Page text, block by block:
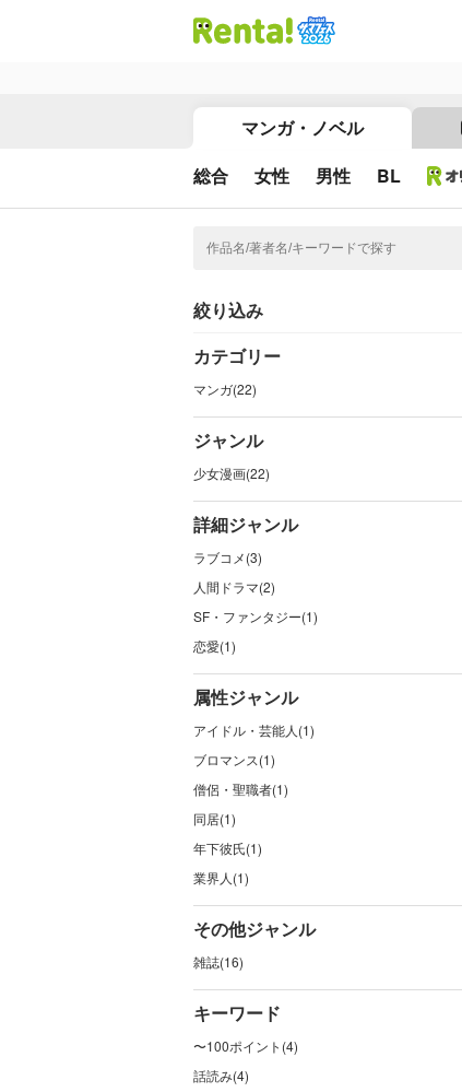
マンガ・ノベル
総合 女性 男性 BL
絞り込み
カテゴリー
マンガ(22)
ジャンル
少女漫画(22)
詳細ジャンル
ラブコメ(3)
人間ドラマ(2)
SF・ファンタジー(1)
恋愛(1)
属性ジャンル
アイドル・芸能人(1)
ブロマンス(1)
僧侶・聖職者(1)
同居(1)
年下彼氏(1)
業界人(1)
その他ジャンル
雑誌(16)
キーワード
〜100ポイント(4)
話読み(4)